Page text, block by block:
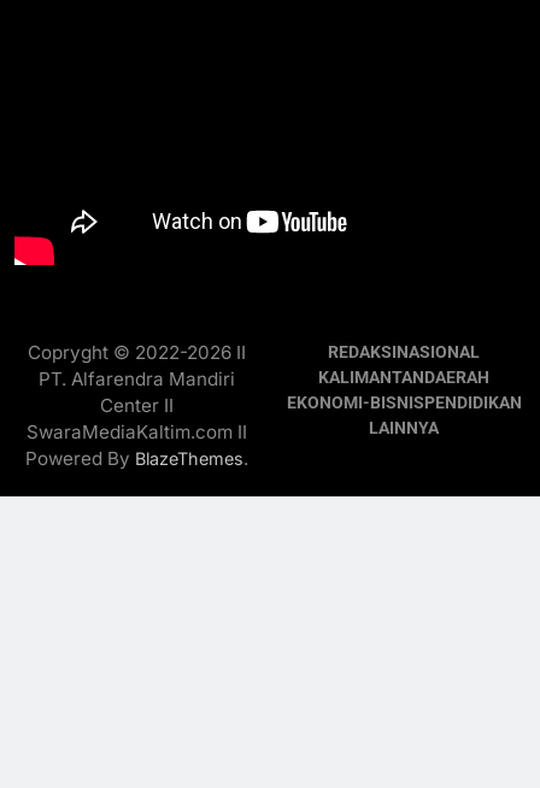
Copryght © 2022-2026 II
PT. Alfarendra Mandiri
Center II
SwaraMediaKaltim.com II
Powered By BlazeThemes.
REDAKSINASIONAL
KALIMANTANDAERAH
EKONOMI-BISNISPENDIDIKAN
LAINNYA